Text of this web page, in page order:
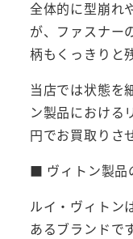
全体的に型崩れ
が、ファスナー
柄もくっきりと
当店では状態を
ン製品における
円でお買取りさ
■ ヴィトン製品
ルイ・ヴィトン
あるブランドで